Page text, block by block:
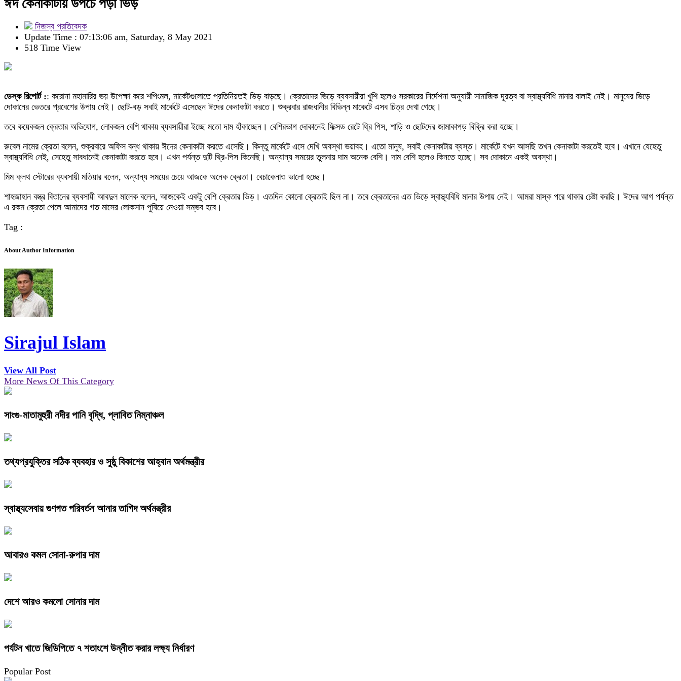
ঈদ কেনাকাটায় উপচে পড়া ভিড়
নিজস্ব প্রতিবেদক
Update Time : 07:13:06 am, Saturday, 8 May 2021
518 Time View
ডেস্ক রিপোর্ট :: করোনা মহামারির ভয় উপেক্ষা করে শপিংমল, মার্কেটগুলোতে প্রতিনিয়তই ভিড় বাড়ছে। ক্রেতাদের ভিড়ে ব্যবসায়ীরা খুশি হলেও সরকারের নির্দেশনা অনুযায়ী সামাজিক দূরত্ব বা স্বাস্থ্যবিধি মানার বালাই নেই। মানুষের ভিড়ে
দোকানের ভেতরে প্রবেশের উপায় নেই। ছোট-বড় সবাই মার্কেটে এসেছেন ঈদের কেনাকাটা করতে। শুক্রবার রাজধানীর বিভিন্ন মাকেটে এসব চিত্র দেখা গেছে।
তবে কয়েকজন ক্রেতার অভিযোগ, লোকজন বেশি থাকায় ব্যবসায়ীরা ইচ্ছে মতো দাম হাঁকাচ্ছেন। বেশিরভাগ দোকানেই ফিক্সড রেটে থ্রি পিস, শাড়ি ও ছোটদের জামাকাপড় বিক্রি করা হচ্ছে।
রুবেল নামের ক্রেতা বলেন, শুক্রবারে অফিস বন্ধ থাকায় ঈদের কেনাকাটা করতে এসেছি। কিন্তু মার্কেটে এসে দেখি অবস্থা ভয়াবহ। এতো মানুষ, সবাই কেনাকাটায় ব্যস্ত। মার্কেটে যখন আসছি তখন কেনাকাটা করতেই হবে। এখানে যেহেতু
স্বাস্থ্যবিধি নেই, সেহেতু সাবধানেই কেনাকাটা করতে হবে। এখন পর্যন্ত দুটি থ্রি-পিস কিনেছি। অন্যান্য সময়ের তুলনায় দাম অনেক বেশি। দাম বেশি হলেও কিনতে হচ্ছে। সব দোকানে একই অবস্থা।
মিম ক্লথ স্টোরের ব্যবসায়ী মতিয়ার বলেন, অন্যান্য সময়ের চেয়ে আজকে অনেক ক্রেতা। বেচাকেনাও ভালো হচ্ছে।
শাহজাহান বস্ত্র বিতানের ব্যবসায়ী আবদুল মালেক বলেন, আজকেই একটু বেশি ক্রেতার ভিড়। এতদিন কোনো ক্রেতাই ছিল না। তবে ক্রেতাদের এত ভিড়ে স্বাস্থ্যবিধি মানার উপায় নেই। আমরা মাস্ক পরে থাকার চেষ্টা করছি। ঈদের আগ পর্যন্ত
এ রকম ক্রেতা পেলে আমাদের গত মাসের লোকসান পুষিয়ে নেওয়া সম্ভব হবে।
Tag :
About Author Information
Sirajul Islam
View All Post
More News Of This Category
সাংগু-মাতামুহুরী নদীর পানি বৃদ্ধি, প্লাবিত নিম্নাঞ্চল
তথ্যপ্রযুক্তির সঠিক ব্যবহার ও সুষ্ঠু বিকাশের আহ্বান অর্থমন্ত্রীর
স্বাস্থ্যসেবায় গুণগত পরিবর্তন আনার তাগিদ অর্থমন্ত্রীর
আবারও কমল সোনা-রুপার দাম
দেশে আরও কমলো সোনার দাম
পর্যটন খাতে জিডিপিতে ৭ শতাংশে উন্নীত করার লক্ষ্য নির্ধারণ
Popular Post